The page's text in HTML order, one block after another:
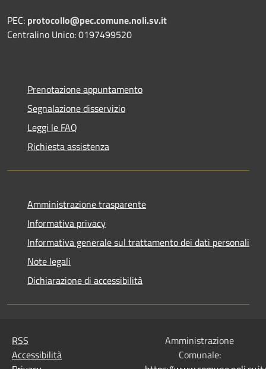
PEC: protocollo@pec.comune.noli.sv.it
Centralino Unico: 0197499520
Prenotazione appuntamento
Segnalazione disservizio
Leggi le FAQ
Richiesta assistenza
Amministrazione trasparente
Informativa privacy
Informativa generale sul trattamento dei dati personali
Note legali
Dichiarazione di accessibilità
RSS
Accessibilità
Amministrazione
Comunale: